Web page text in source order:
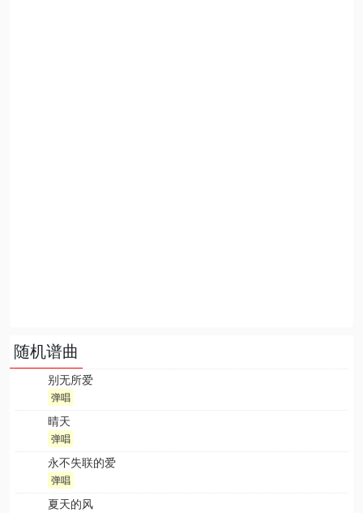
随机谱曲
别无所爱
弹唱
晴天
弹唱
永不失联的爱
弹唱
夏天的风